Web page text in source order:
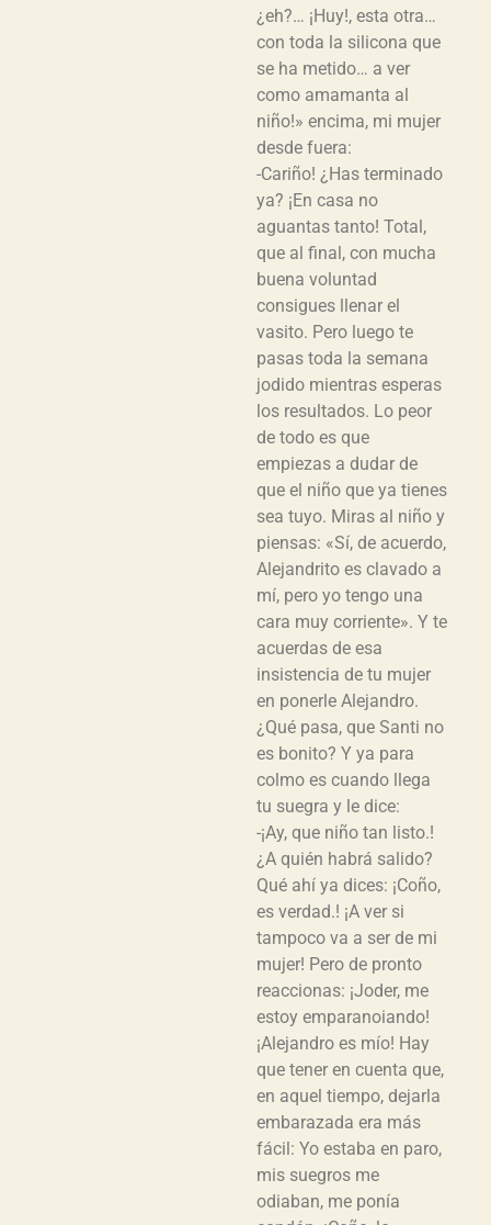
¿eh?… ¡Huy!, esta otra…
con toda la silicona que
se ha metido… a ver
como amamanta al
niño!» encima, mi mujer
desde fuera:
-Cariño! ¿Has terminado
ya? ¡En casa no
aguantas tanto! Total,
que al final, con mucha
buena voluntad
consigues llenar el
vasito. Pero luego te
pasas toda la semana
jodido mientras esperas
los resultados. Lo peor
de todo es que
empiezas a dudar de
que el niño que ya tienes
sea tuyo. Miras al niño y
piensas: «Sí, de acuerdo,
Alejandrito es clavado a
mí, pero yo tengo una
cara muy corriente». Y te
acuerdas de esa
insistencia de tu mujer
en ponerle Alejandro.
¿Qué pasa, que Santi no
es bonito? Y ya para
colmo es cuando llega
tu suegra y le dice:
-¡Ay, que niño tan listo.!
¿A quién habrá salido?
Qué ahí ya dices: ¡Coño,
es verdad.! ¡A ver si
tampoco va a ser de mi
mujer! Pero de pronto
reaccionas: ¡Joder, me
estoy emparanoiando!
¡Alejandro es mío! Hay
que tener en cuenta que,
en aquel tiempo, dejarla
embarazada era más
fácil: Yo estaba en paro,
mis suegros me
odiaban, me ponía